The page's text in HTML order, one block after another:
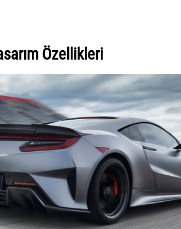
Özellikleri